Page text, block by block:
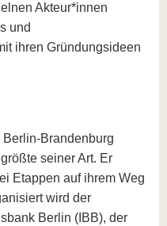
Akteur*innen
und
ihren Gründungsideen
Brandenburg
seiner Art. Er
Etappen auf ihrem Weg
wird der
Berlin (IBB), der